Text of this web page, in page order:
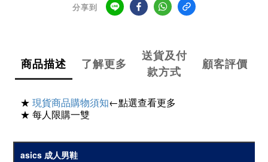
分享到
商品描述 了解更多
送貨及付
款方式
顧客評價
★ 現貨商品購物須知←點選查看更多
★ 每人限購一雙
asics 成人男鞋